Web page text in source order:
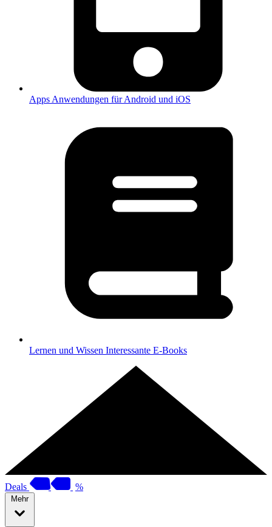
Apps Anwendungen für Android und iOS
Lernen und Wissen Interessante E-Books
Deals %
Mehr